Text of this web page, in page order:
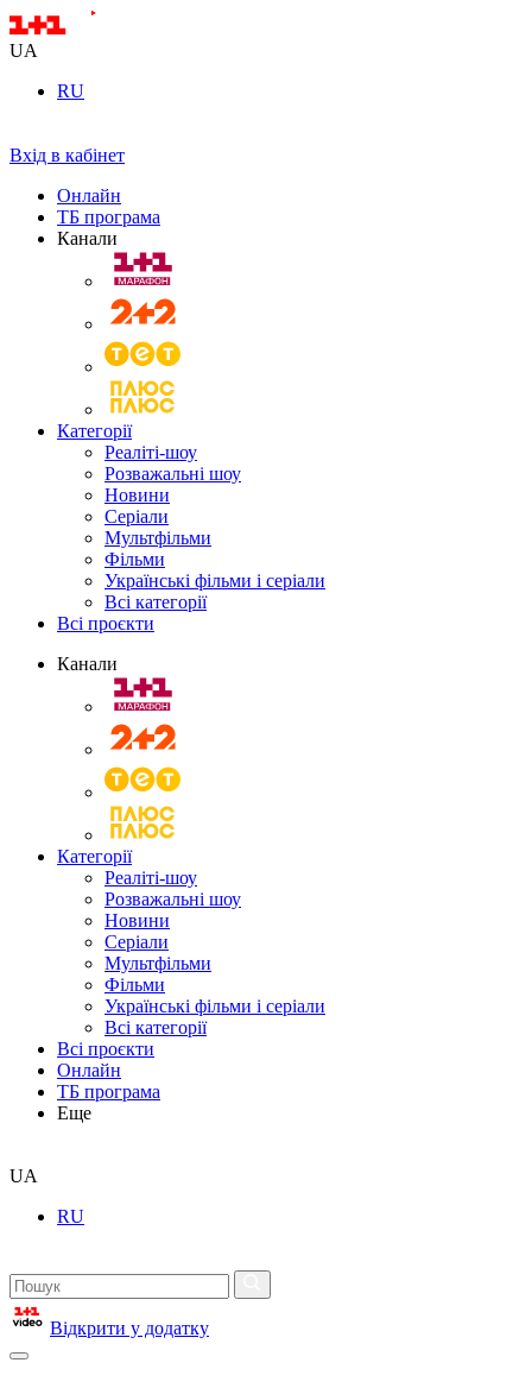
UA
RU
Вхід в кабінет
Онлайн
ТБ програма
Канали
Категорії
Реаліті-шоу
Розважальні шоу
Новини
Серіали
Мультфільми
Фільми
Українські фільми і серіали
Всі категорії
Всі проєкти
Канали
Категорії
Реаліті-шоу
Розважальні шоу
Новини
Серіали
Мультфільми
Фільми
Українські фільми і серіали
Всі категорії
Всі проєкти
Онлайн
ТБ програма
Еще
UA
RU
Відкрити у додатку